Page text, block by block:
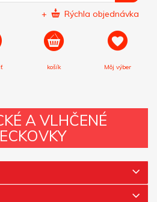
+ Rýchla objednávka
košík Môj výber
A VLHČENÉ